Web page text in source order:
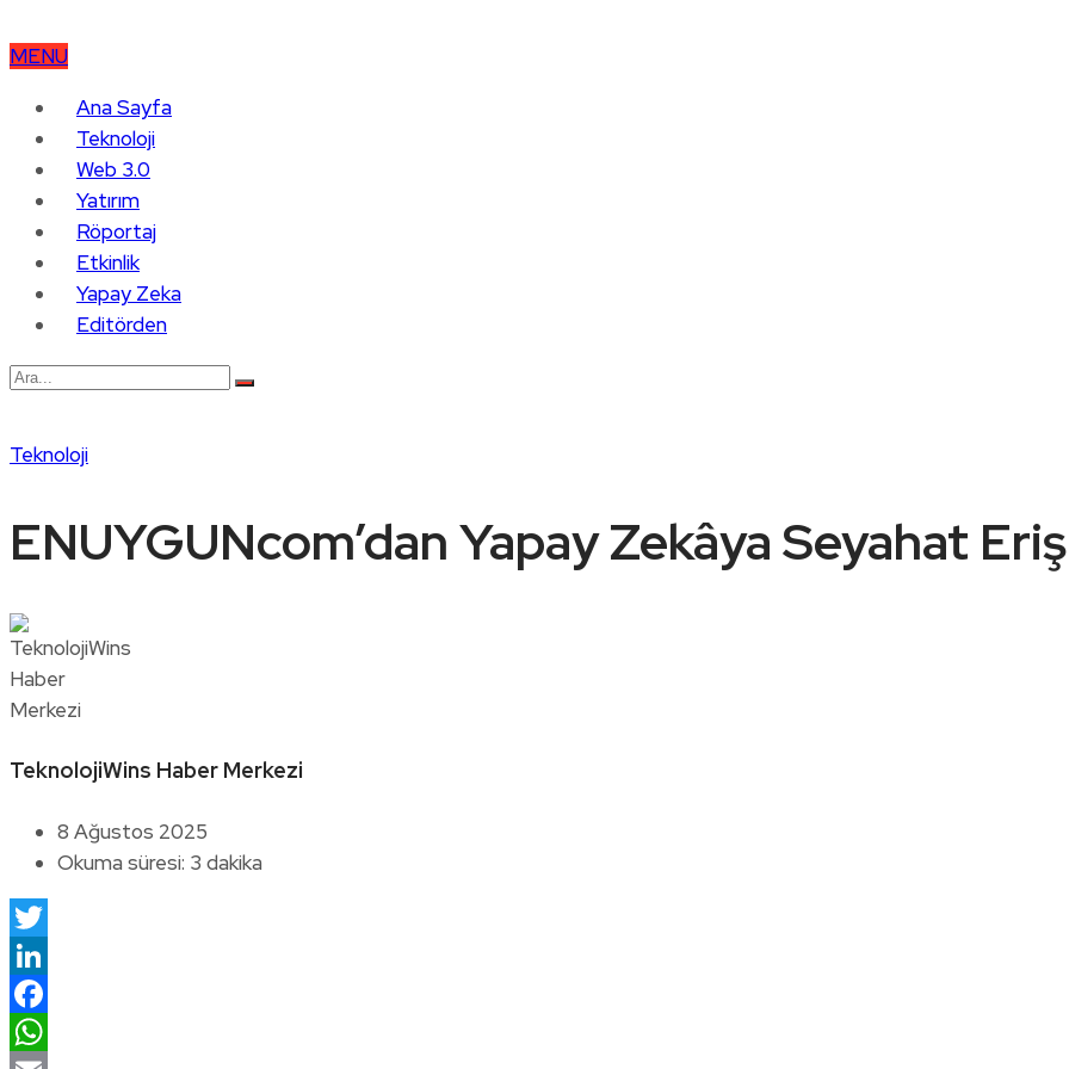
MENU
Ana Sayfa
Teknoloji
Web 3.0
Yatırım
Röportaj
Etkinlik
Yapay Zeka
Editörden
Teknoloji
ENUYGUNcom’dan Yapay Zekâya Seyahat
TeknolojiWins Haber Merkezi
8 Ağustos 2025
Okuma süresi: 3 dakika
Twitter
LinkedIn
Facebook